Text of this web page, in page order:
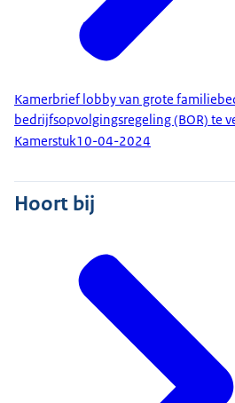
Kamerbrief lobby van grote
bedrijfsopvolgingsregeling (BOR) te
Kamerstuk10-04-2024
Hoort bij